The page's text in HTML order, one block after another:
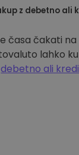
z debetno ali
časa čakati
lahko
debetno ali